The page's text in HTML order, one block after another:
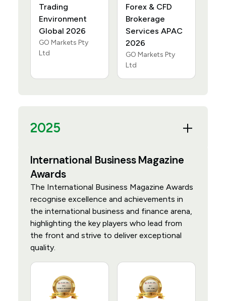
Trading
Environment
Global 2026
GO Markets Pty
Ltd
Forex & CFD
Brokerage
Services APAC
2026
GO Markets Pty
Ltd
2025
International Business Magazine
Awards
The International Business Magazine Awards
recognise excellence and achievements in
the international business and finance arena,
highlighting the key players who lead from
the front and strive to deliver exceptional
quality.